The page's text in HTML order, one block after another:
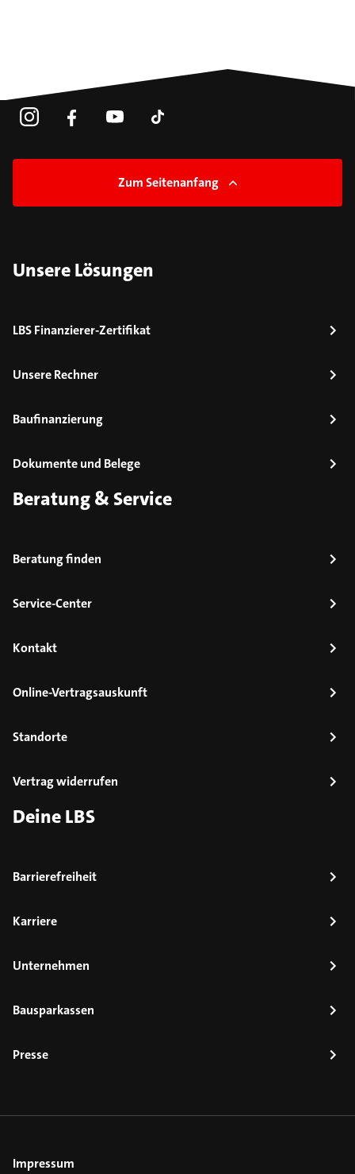
Zum Seitenanfang
Unsere Lösungen
LBS Finanzierer-Zertifikat
Unsere Rechner
Baufinanzierung
Dokumente und Belege
Beratung & Service
Beratung finden
Service-Center
Kontakt
Online-Vertragsauskunft
Standorte
Vertrag widerrufen
Deine LBS
Barrierefreiheit
Karriere
Unternehmen
Bausparkassen
Presse
Impressum